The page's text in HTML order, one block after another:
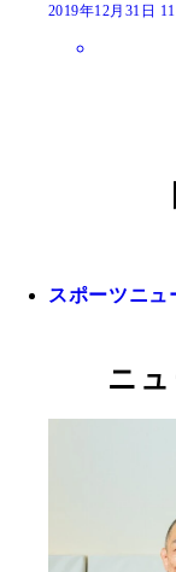
2019年12月31日
スポーツニュ
ニ